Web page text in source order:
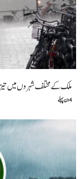
ملک کے مختلف شہروں میں
4 دن پہلے